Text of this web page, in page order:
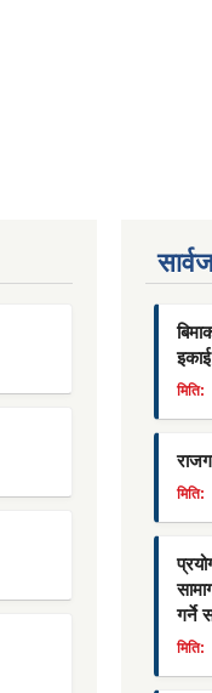
मिति:
मिति:
गर्ने
मिति: